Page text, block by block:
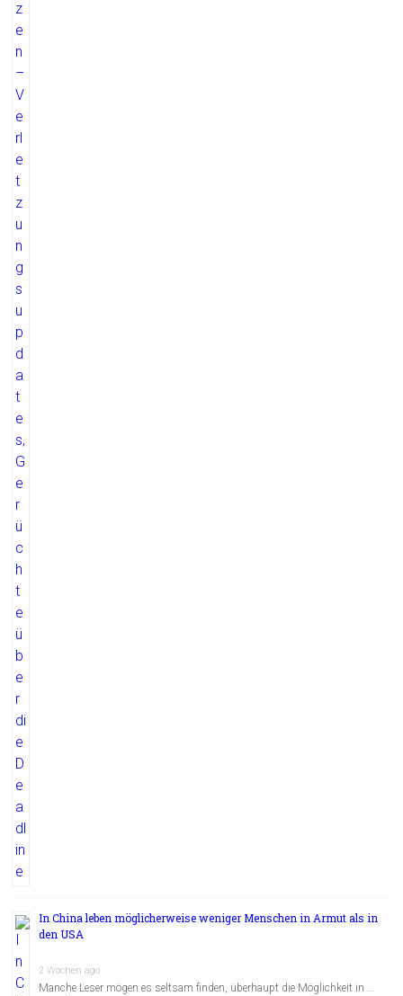
In China leben möglicherweise weniger Menschen in Armut als in
den USA
2 Wochen ago
Manche Leser mögen es seltsam finden, überhaupt die Möglichkeit in …